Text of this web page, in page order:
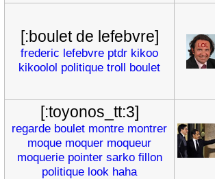
[:boulet de lefebvre]
frederic lefebvre ptdr kikoo
kikoolol politique troll boulet
[:toyonos_tt:3]
regarde boulet montre montrer
moque moquer moqueur
moquerie pointer sarko fillon
politique look haha